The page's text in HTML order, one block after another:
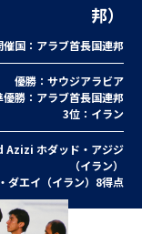
邦）
催国：アラブ首長国連邦
優勝：サウジアラビア
優勝：アラブ首長国連邦
3位：イラン
ホダッド・アジジ
（イラン）
ダエイ（イラン）8得点